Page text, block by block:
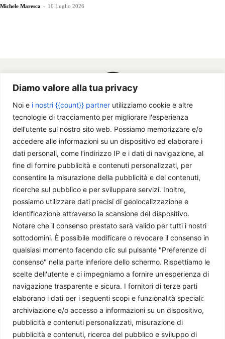
Diamo valore alla tua privacy
Noi e i nostri {{count}} partner utilizziamo cookie e altre
tecnologie di tracciamento per migliorare l'esperienza
dell'utente sul nostro sito web. Possiamo memorizzare e/o
accedere alle informazioni su un dispositivo ed elaborare i
dati personali, come l’indirizzo IP e i dati di navigazione, al
fine di fornire pubblicità e contenuti personalizzati, per
consentire la misurazione della pubblicità e dei contenuti,
ricerche sul pubblico e per sviluppare servizi. Inoltre,
possiamo utilizzare dati precisi di geolocalizzazione e
identificazione attraverso la scansione del dispositivo.
Notare che il consenso prestato sarà valido per tutti i nostri
sottodomini. È possibile modificare o revocare il consenso in
qualsiasi momento facendo clic sul pulsante "Preferenze di
consenso" nella parte inferiore dello schermo. Rispettiamo le
scelte dell'utente e ci impegniamo a fornire un'esperienza di
navigazione trasparente e sicura. I fornitori di terze parti
elaborano i dati per i seguenti scopi e funzionalità speciali:
archiviazione e/o accesso a informazioni su un dispositivo,
pubblicità e contenuti personalizzati, misurazione di
pubblicità e contenuti, ricerca del pubblico e sviluppo di
Michele Maresca - 10 Luglio 2026
Chi siamo
Il Caffè Geopolitico è una Associazione di Promozione Sociale. Dal
2009 parliamo di politica internazionale, per diffondere una
conoscenza accessibile e aggiornata delle dinamiche geopolitiche che
segnano il mondo che ci circonda.
C.F./P.IVA 11078490965 - Testata giornalistica registrata presso il
Tribunale di Milano aut. n.398 del 10/12/2013 - ISSN 2384-9975
Scrivici:redazione@ilcaffegeopolitico.net
Seguici